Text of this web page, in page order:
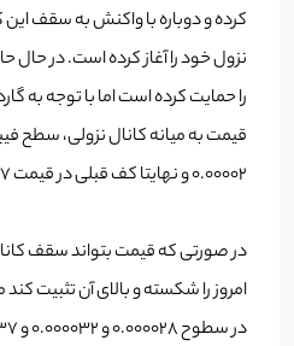
را حمایت کرده است اما با توجه به
0.00002 و نهایتا کف قبلی در قیمت 0.000017 وجود دارد.
در صورتی که قیمت بتواند سقف
امروز را شکسته و بالای آن تثبیت